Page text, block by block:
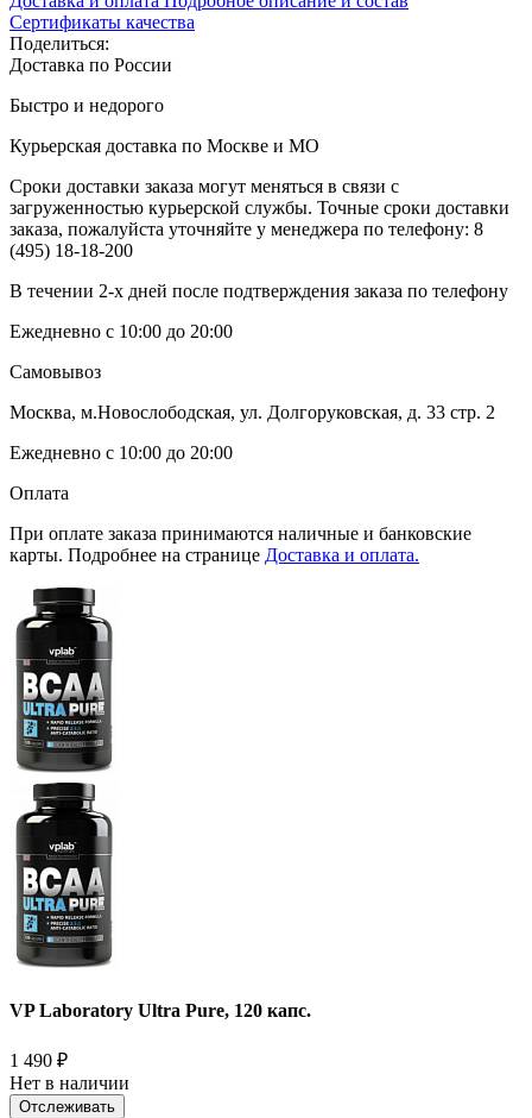
Сертификаты качества
Поделиться:
Доставка по России
Быстро и недорого
Курьерская доставка по Москве и МО
Сроки доставки заказа могут меняться в связи с
загруженностью курьерской службы. Точные сроки доставки
заказа, пожалуйста уточняйте у менеджера по телефону: 8
(495) 18-18-200
В течении 2-х дней после подтверждения заказа по телефону
Ежедневно с 10:00 до 20:00
Самовывоз
Москва, м.Новослободская, ул. Долгоруковская, д. 33 стр. 2
Ежедневно с 10:00 до 20:00
Оплата
При оплате заказа принимаются наличные и банковские
карты. Подробнее на странице Доставка и оплата.
VP Laboratory Ultra Pure, 120 капс.
1 490 ₽
Нет в наличии
Отслеживать